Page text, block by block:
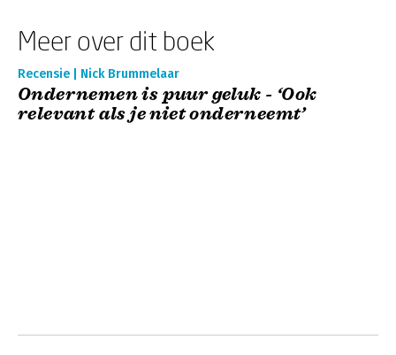
Meer over dit boek
Recensie | Nick Brummelaar
Ondernemen is puur geluk - ‘Ook
relevant als je niet onderneemt’